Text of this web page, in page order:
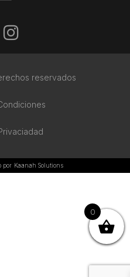
reservados
por Kaanah Solutions
0